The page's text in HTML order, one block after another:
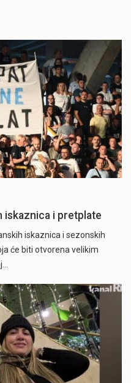
i pretplate" />
iskaznica i pretplate
iskaznica i sezonskih
će biti otvorena velikim